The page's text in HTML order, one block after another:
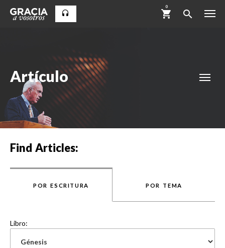
0
Artículo
Find Articles:
POR ESCRITURA POR TEMA
Libro: